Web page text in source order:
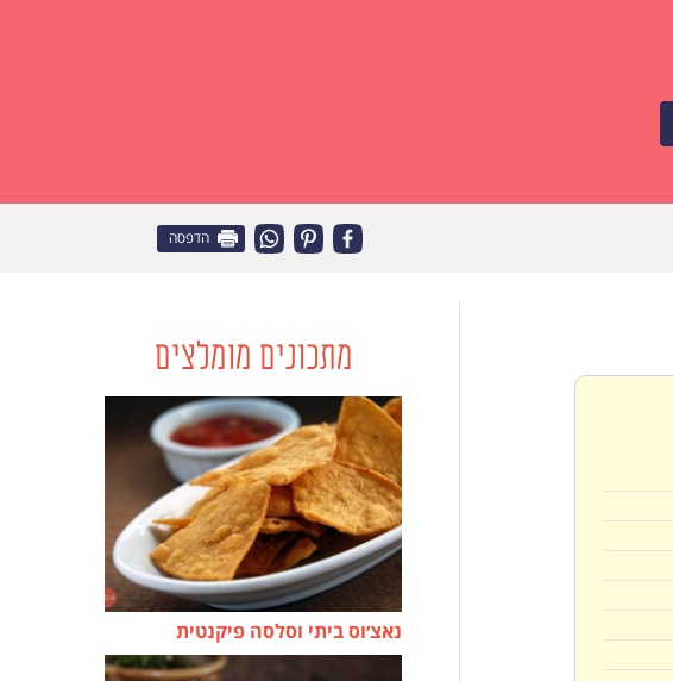
הדפסה
מתכונים מומלצים
נאצ׳וס ביתי וסלסה פיקנטית